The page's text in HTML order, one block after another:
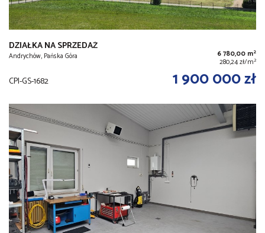
DZIAŁKA NA SPRZEDAŻ
Andrychów, Pańska Góra 6 780,00 m2
280,24 zł/m2
CPI-GS-1682 1 900 000 zł